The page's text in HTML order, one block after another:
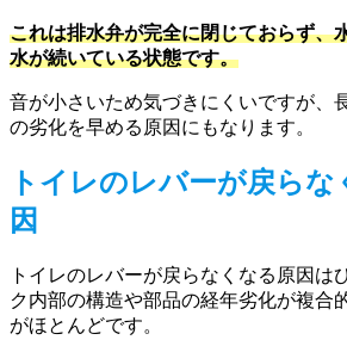
これは排水弁が完全に閉じておらず、
水が続いている状態です。
音が小さいため気づきにくいですが、
の劣化を早める原因にもなります。
トイレのレバーが戻ら
因
トイレのレバーが戻らなくなる原因は
ク内部の構造や部品の経年劣化が複合
がほとんどです。